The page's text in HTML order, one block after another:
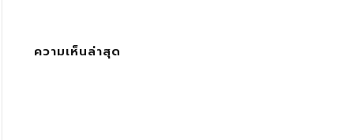
ความเห็นล่าสุด